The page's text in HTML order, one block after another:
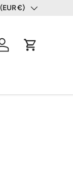
€)
Einloggen